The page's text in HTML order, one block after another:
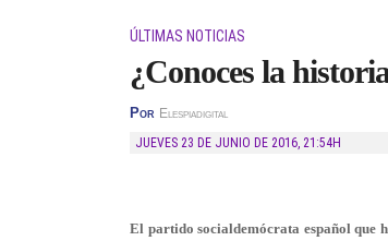
ÚLTIMAS NOTICIAS
¿Conoces la
Por Elespiadigital
JUEVES 23 DE JUNIO DE 2016, 21:54H
El partido socialdemócrata español que